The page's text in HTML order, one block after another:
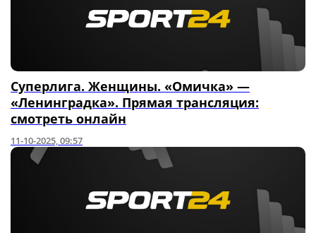
Суперлига. Женщины. «Омичка» —
«Ленинградка». Прямая трансляция:
смотреть онлайн
11-10-2025, 09:57